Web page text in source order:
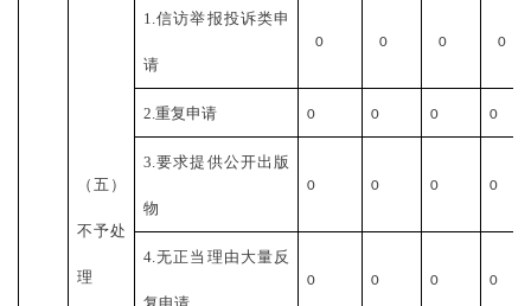
（五）
不予处
理
1.信访举报投诉类申
请
0 0 0 0
2.重复申请 0 0 0 0
3.要求提供公开出版
物
0 0 0 0
4.无正当理由大量反
0 0 0 0